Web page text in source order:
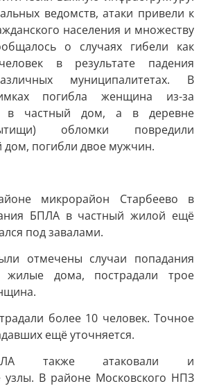
ведомств, атаки привели к
населения и множеству
о случаях гибели как
в результате падения
муниципалитетах. В
погибла женщина из-за
в частный дом, а в деревне
обломки повредили
погибли двое мужчин.
микрорайон Старбеево в
БПЛА в частный жилой ещё
под завалами.
отмечены случаи попадания
жилые дома, пострадали трое
более 10 человек. Точное
ещё уточняется.
также атаковали и
узлы. В районе Московского НПЗ